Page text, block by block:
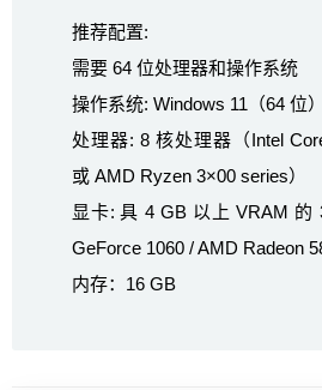
推荐配置:
需要 64 位处理器和操作系统
操作系统: Windows 11（64 位）
处理器: 8 核处理器（Intel
或 AMD Ryzen 3×00 series）
显卡: 具 4 GB 以上 VRAM 的
GeForce 1060 / AMD Radeon
内存：16 GB